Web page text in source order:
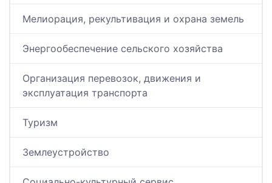
Мелиорация, рекультивация и охрана земель
Энергообеспечение сельского хозяйства
Организация перевозок, движения и
эксплуатация транспорта
Туризм
Землеустройство